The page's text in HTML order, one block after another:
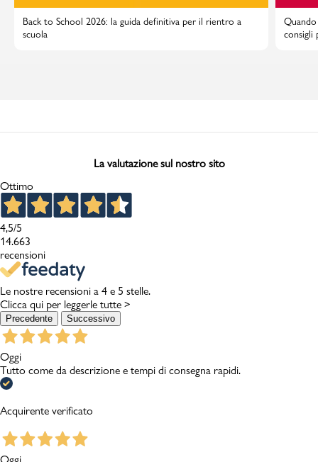
Back to School 2026: la guida definitiva per il rientro a
scuola
consigli
La valutazione sul nostro sito
Ottimo
4,5/5
14.663
recensioni
Le nostre recensioni a 4 e 5 stelle.
Clicca qui per leggerle tutte >
Precedente Successivo
Oggi
Tutto come da descrizione e tempi di consegna rapidi.
Acquirente verificato